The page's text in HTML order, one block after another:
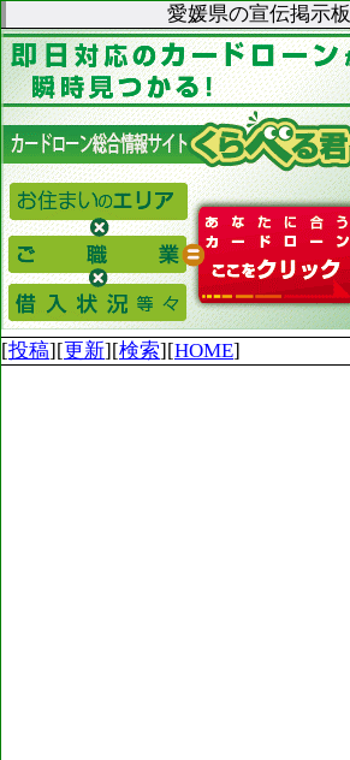
愛媛県の宣伝掲示板
[投稿][更新][検索][HOME]